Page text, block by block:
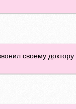
своему